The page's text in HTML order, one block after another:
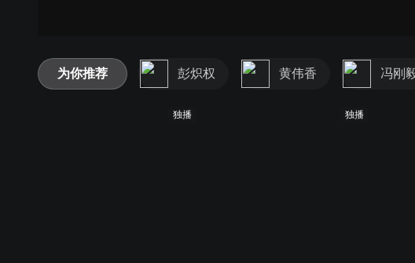
为你推荐 彭炽权 黄伟香 冯刚
独播 独播